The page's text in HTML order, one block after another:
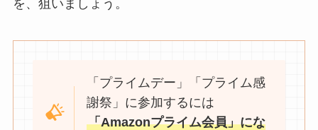
を、狙いましょう。
「プライムデー」「プライム感
謝祭」に参加するには
「Amazonプライム会員」にな